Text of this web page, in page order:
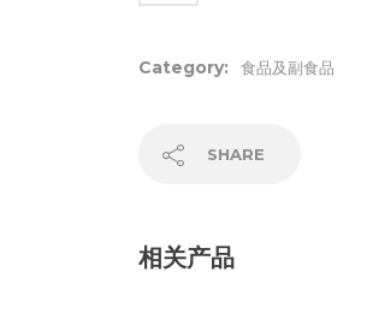
Category: 食品及副食品
SHARE
相关产品